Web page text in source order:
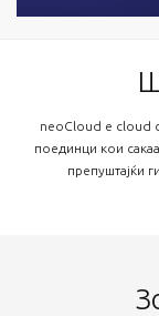
neoCloud е cloud
поединци кои
препуштајќи